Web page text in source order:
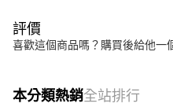
評價
喜歡這個商品嗎？購買後給他一
本分類熱銷全站排行